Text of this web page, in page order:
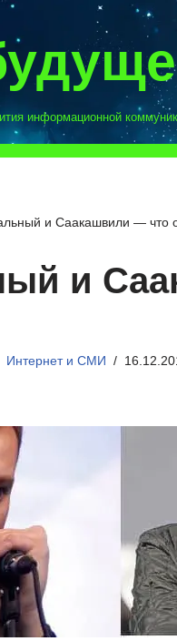
информационной
и Саакашвили — что
и
Интернет и СМИ